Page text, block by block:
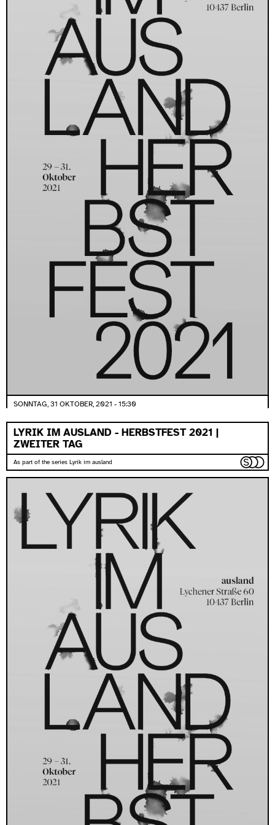
SONNTAG, 31 OKTOBER, 2021 - 15:30
LYRIK IM AUSLAND - HERBSTFEST 2021 |
ZWEITER TAG
As part of the series Lyrik im ausland